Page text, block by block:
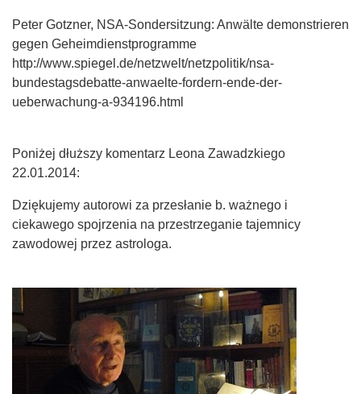
Peter Gotzner, NSA-Sondersitzung: Anwälte demonstrieren
gegen Geheimdienstprogramme
http://www.spiegel.de/netzwelt/netzpolitik/nsa-
bundestagsdebatte-anwaelte-fordern-ende-der-
ueberwachung-a-934196.html
Poniżej dłuższy komentarz Leona Zawadzkiego
22.01.2014:
Dziękujemy autorowi za przesłanie b. ważnego i
ciekawego spojrzenia na przestrzeganie tajemnicy
zawodowej przez astrologa.